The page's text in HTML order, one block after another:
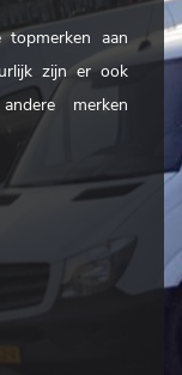
topmerken aan
zijn er ook
merken